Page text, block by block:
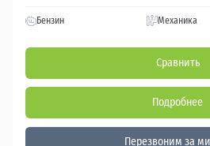
Бензин Механика
Сравнить
Подробнее
Перезвоним за